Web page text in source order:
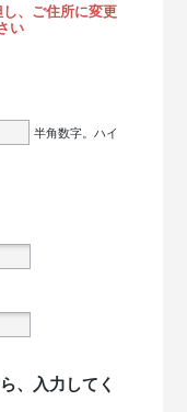
し、ご住所に変更
い
半角数字。ハイ
、入力してく